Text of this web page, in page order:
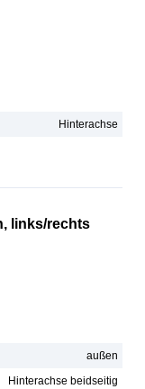
Hinterachse
links/rechts
außen
Hinterachse beidseitig